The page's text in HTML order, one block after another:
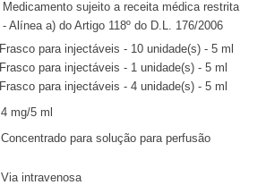
Medicamento sujeito a receita médica restrita
- Alínea a) do Artigo 118º do D.L. 176/2006
Frasco para injectáveis - 10 unidade(s) - 5 ml
Frasco para injectáveis - 1 unidade(s) - 5 ml
Frasco para injectáveis - 4 unidade(s) - 5 ml
4 mg/5 ml
Concentrado para solução para perfusão
Via intravenosa